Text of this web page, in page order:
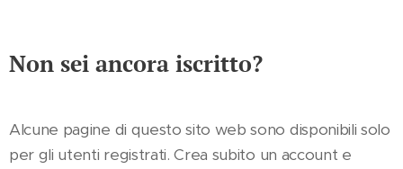
Non sei ancora iscritto?
Alcune pagine di questo sito web sono disponibili solo
per gli utenti registrati. Crea subito un account e